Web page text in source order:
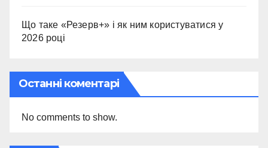
Що таке «Резерв+» і як ним користуватися у
2026 році
Останні коментарі
No comments to show.